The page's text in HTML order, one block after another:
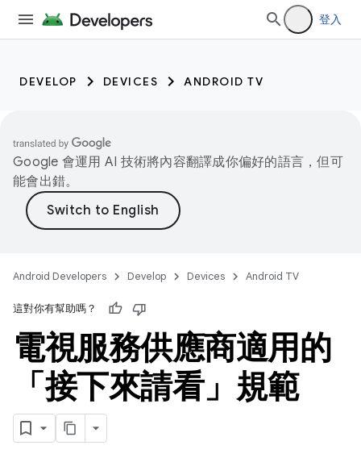
登入
DEVELOP DEVICES ANDROID TV
Google 會運用 AI 技術將內容翻譯成你偏好的語言，但可
能會出錯。
Android Developers Develop Devices Android TV
這對你有幫助嗎？
電視服務供應商適用的
「接下來請看」規範